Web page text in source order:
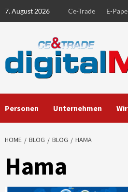
7. August 2026 Ce-Trade E-
Personen Unternehmen
HOME BLOG BLOG HAMA
Hama